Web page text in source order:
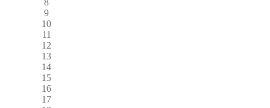
9
10
11
12
13
14
15
16
17